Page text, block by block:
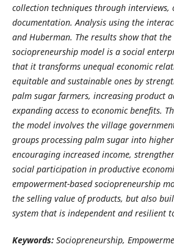
collection techniques through interviews,
documentation. Analysis using the
and Huberman. The results show that
sociopreneurship model is a social
that it transforms unequal economic
equitable and sustainable ones by
palm sugar farmers, increasing product
expanding access to economic benefits.
the model involves the village
groups processing palm sugar into
encouraging increased income,
social participation in productive
empowerment-based sociopreneurship
the selling value of products, but also
system that is independent and resilient
Keywords: Sociopreneurship,